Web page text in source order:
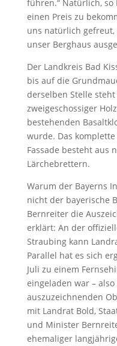
führen.“ Natürlich, so
einen Preis zu
uns natürlich gefreut,
unser Berghaus
Der Landkreis Bad
bis auf die
derselben Stelle
zweigeschossiger
bestehenden
wurde. Das
Fassade besteht aus
Lärchebrettern.
Warum der Bayerns
nicht der bayerische
Bernreiter die
erklärt: An der
Straubing kann
Parallel hat es sich
Juli zu einem
eingeladen war –
auszuzeichnenden
mit Landrat Bold,
und Minister
ehemaliger